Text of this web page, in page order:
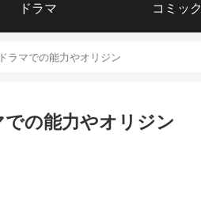
ドラマ コミック
ラマでの能力やオリジン
の能力やオリジン